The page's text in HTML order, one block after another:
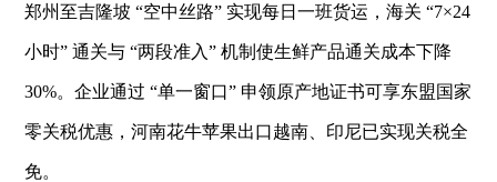
郑州至吉隆坡 “空中丝路” 实现每日一班货运，海关 “7×24
小时” 通关与 “两段准入” 机制使生鲜产品通关成本下降
30%。企业通过 “单一窗口” 申领原产地证书可享东盟国家
零关税优惠，河南花牛苹果出口越南、印尼已实现关税全
免。